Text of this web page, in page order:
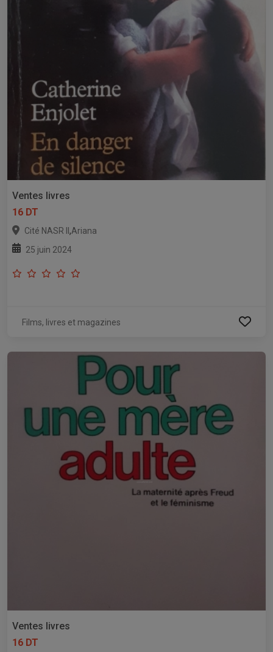
Ventes livres
16 DT
Cité NASR II ,Ariana
25 juin 2024
Films, livres et magazines
Ventes livres
16 DT